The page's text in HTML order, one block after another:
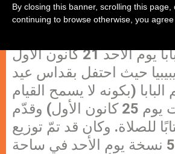
الشخصي للبابا يوم الأحد 21 كانون الأول
حيث احتفل بقداس عيد
البابا (بكونه لا يسمح القيام
بالزيارات يوم 25 كانون الأول) وقدّم
للصلاة. وكان قد تمّ توزيع
50.000 نسخة يوم الأحد في ساحة
By closing this banner, scrolling this page,
continuing to browse otherwise, you